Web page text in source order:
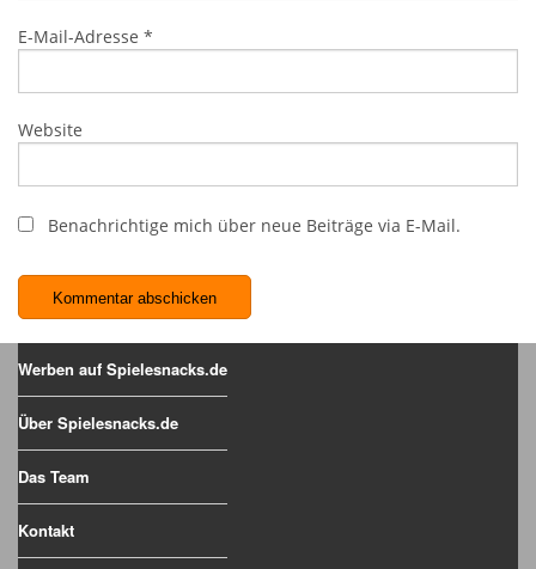
E-Mail-Adresse *
Website
Benachrichtige mich über neue Beiträge via E-Mail.
Werben auf Spielesnacks.de
Über Spielesnacks.de
Das Team
Kontakt